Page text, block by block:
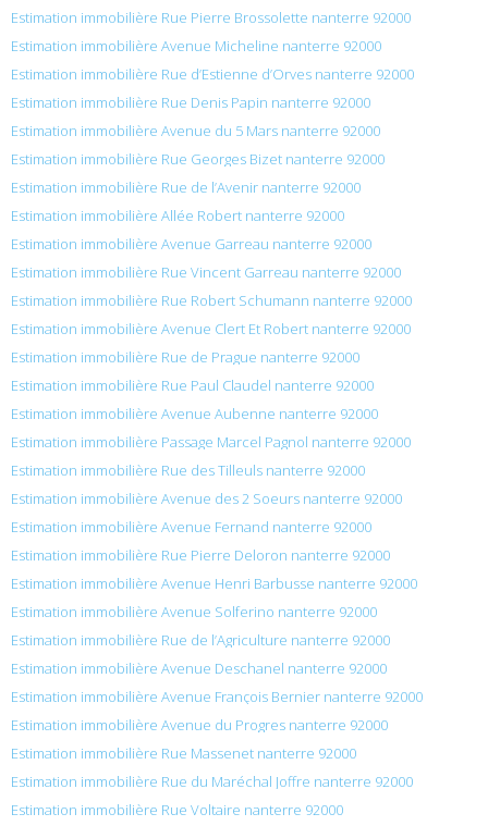
Estimation immobilière Rue Pierre Brossolette nanterre 92000
Estimation immobilière Avenue Micheline nanterre 92000
Estimation immobilière Rue d’Estienne d’Orves nanterre 92000
Estimation immobilière Rue Denis Papin nanterre 92000
Estimation immobilière Avenue du 5 Mars nanterre 92000
Estimation immobilière Rue Georges Bizet nanterre 92000
Estimation immobilière Rue de l’Avenir nanterre 92000
Estimation immobilière Allée Robert nanterre 92000
Estimation immobilière Avenue Garreau nanterre 92000
Estimation immobilière Rue Vincent Garreau nanterre 92000
Estimation immobilière Rue Robert Schumann nanterre 92000
Estimation immobilière Avenue Clert Et Robert nanterre 92000
Estimation immobilière Rue de Prague nanterre 92000
Estimation immobilière Rue Paul Claudel nanterre 92000
Estimation immobilière Avenue Aubenne nanterre 92000
Estimation immobilière Passage Marcel Pagnol nanterre 92000
Estimation immobilière Rue des Tilleuls nanterre 92000
Estimation immobilière Avenue des 2 Soeurs nanterre 92000
Estimation immobilière Avenue Fernand nanterre 92000
Estimation immobilière Rue Pierre Deloron nanterre 92000
Estimation immobilière Avenue Henri Barbusse nanterre 92000
Estimation immobilière Avenue Solferino nanterre 92000
Estimation immobilière Rue de l’Agriculture nanterre 92000
Estimation immobilière Avenue Deschanel nanterre 92000
Estimation immobilière Avenue François Bernier nanterre 92000
Estimation immobilière Avenue du Progres nanterre 92000
Estimation immobilière Rue Massenet nanterre 92000
Estimation immobilière Rue du Maréchal Joffre nanterre 92000
Estimation immobilière Rue Voltaire nanterre 92000